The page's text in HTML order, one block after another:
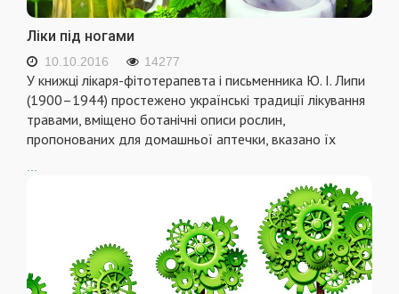
Ліки під ногами
10.10.2016 14277
У книжцi лiкаря-фiтотерапевта i письменника Ю. І. Липи
(1900–1944) простежено українськi традицiї лiкування
травами, вмiщено ботанiчнi описи рослин,
пропонованих для домашньої аптечки, вказано їх